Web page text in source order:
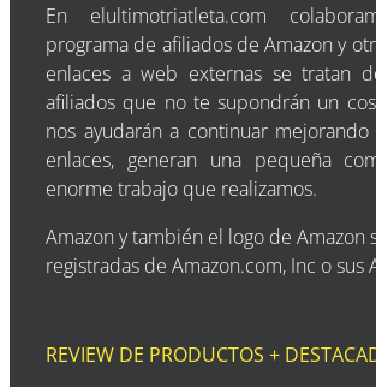
En elultimotriatleta.com
programa de afiliados de Amazon y
enlaces a web externas se tratan
afiliados que no te supondrán un
nos ayudarán a continuar
enlaces, generan una pequeña
enorme trabajo que realizamos.
Amazon y también el logo de Amazon
registradas de Amazon.com, Inc o sus
REVIEW DE PRODUCTOS +